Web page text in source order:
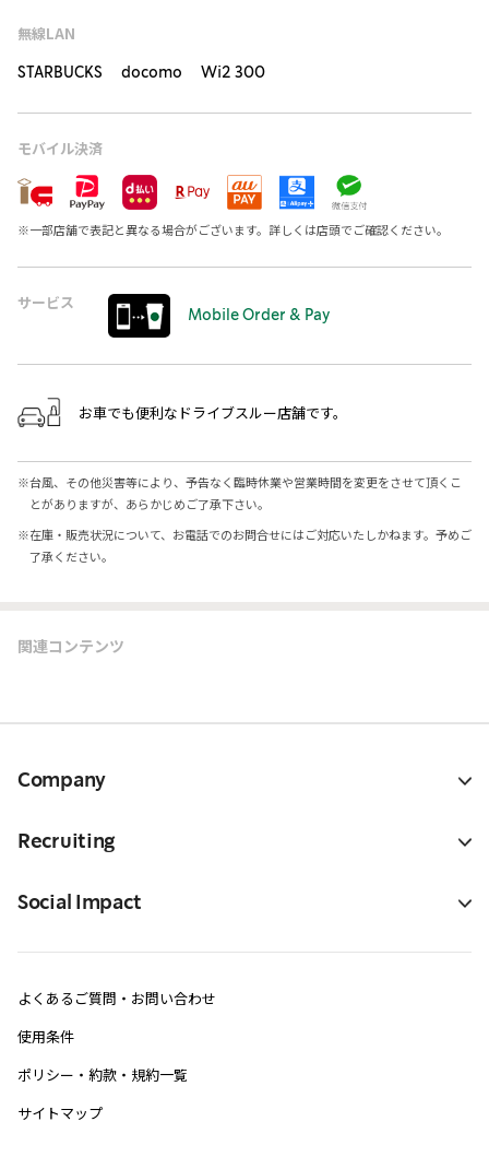
無線LAN
STARBUCKS docomo Wi2 300
モバイル決済
※一部店舗で表記と異なる場合がございます。詳しくは店頭でご確認ください。
サービス
Mobile Order & Pay
お車でも便利なドライブスルー店舗です。
※台風、その他災害等により、予告なく臨時休業や営業時間を変更をさせて頂くこ
とがありますが、あらかじめご了承下さい。
※在庫・販売状況について、お電話でのお問合せにはご対応いたしかねます。予めご
了承ください。
関連コンテンツ
Company
Recruiting
Social Impact
よくあるご質問・お問い合わせ
使用条件
ポリシー・約款・規約一覧
サイトマップ